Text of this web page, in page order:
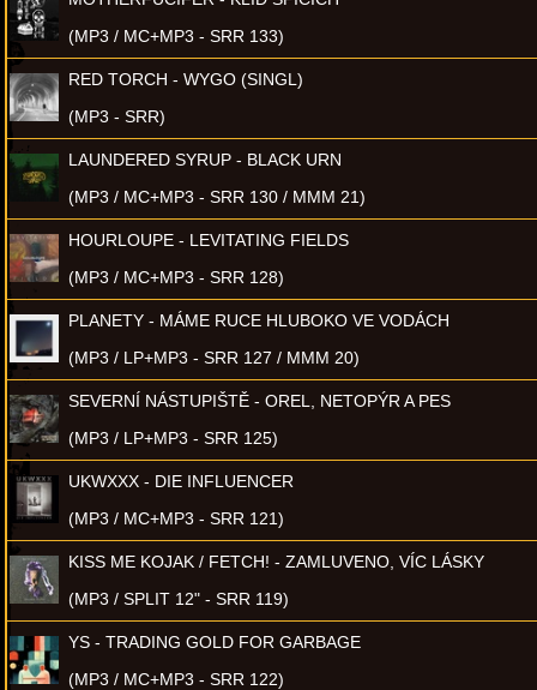
(MP3 / MC+MP3 - SRR 133)
RED TORCH - WYGO (SINGL)
(MP3 - SRR)
LAUNDERED SYRUP - BLACK URN
(MP3 / MC+MP3 - SRR 130 / MMM 21)
HOURLOUPE - LEVITATING FIELDS
(MP3 / MC+MP3 - SRR 128)
PLANETY - MÁME RUCE HLUBOKO VE VODÁCH
(MP3 / LP+MP3 - SRR 127 / MMM 20)
SEVERNÍ NÁSTUPIŠTĚ - OREL, NETOPÝR A PES
(MP3 / LP+MP3 - SRR 125)
UKWXXX - DIE INFLUENCER
(MP3 / MC+MP3 - SRR 121)
KISS ME KOJAK / FETCH! - ZAMLUVENO, VÍC LÁSKY
(MP3 / SPLIT 12" - SRR 119)
YS - TRADING GOLD FOR GARBAGE
(MP3 / MC+MP3 - SRR 122)